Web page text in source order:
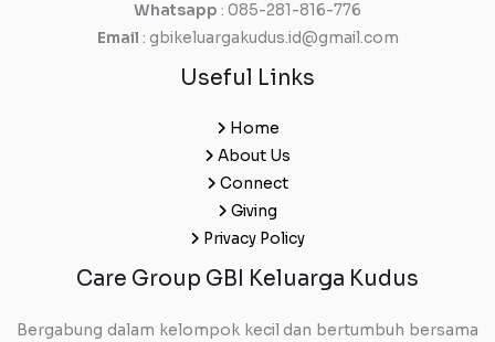
Whatsapp : 085-281-816-776
Email : gbikeluargakudus.id@gmail.com
Useful Links
Home
About Us
Connect
Giving
Privacy Policy
Care Group GBI Keluarga Kudus
Bergabung dalam kelompok kecil dan bertumbuh bersama